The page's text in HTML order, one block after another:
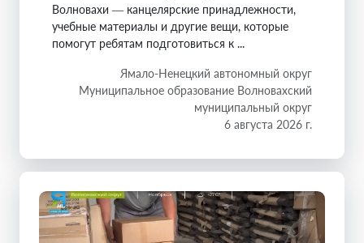
Волновахи — канцелярские принадлежности,
учебные материалы и другие вещи, которые
помогут ребятам подготовиться к ...
Ямало-Ненецкий автономный округ
Муниципальное образование Волновахский
муниципальный округ
6 августа 2026 г.